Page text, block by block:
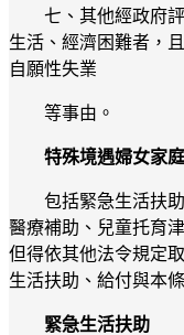
七、其他經政府
生活、經濟困難者，
自願性失業
等事由。
特殊境遇婦女家
包括緊急生活扶
醫療補助、兒童托育
但得依其他法令規定
生活扶助、給付與本
緊急生活扶助